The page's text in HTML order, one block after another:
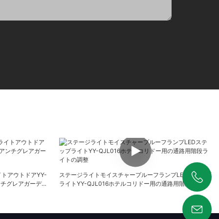
アウトドアYY-
グレアガーデン
ステージライトモイスチャープルーフランプLEDステップ
ライトYY-QJL016ホテルコリドー用の通路用階段ライト